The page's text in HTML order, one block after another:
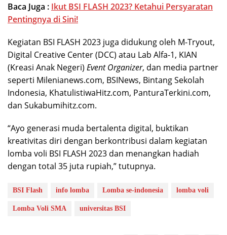
Baca Juga : Ikut BSI FLASH 2023? Ketahui Persyaratan
Pentingnya di Sini!
Kegiatan BSI FLASH 2023 juga didukung oleh M-Tryout,
Digital Creative Center (DCC) atau Lab Alfa-1, KIAN
(Kreasi Anak Negeri) Event Organizer, dan media partner
seperti Milenianews.com, BSINews, Bintang Sekolah
Indonesia, KhatulistiwaHitz.com, PanturaTerkini.com,
dan Sukabumihitz.com.
“Ayo generasi muda bertalenta digital, buktikan
kreativitas diri dengan berkontribusi dalam kegiatan
lomba voli BSI FLASH 2023 dan menangkan hadiah
dengan total 35 juta rupiah,” tutupnya.
BSI Flash info lomba Lomba se-indonesia lomba voli
Lomba Voli SMA universitas BSI